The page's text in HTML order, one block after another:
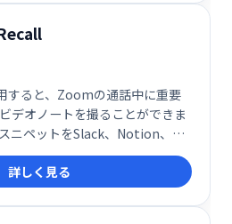
すると、Zoomの通話中に重要
デオノートを撮ることができま
ニペットをSlack、Notion、ま
有します。
詳しく見る